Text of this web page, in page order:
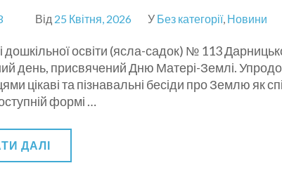
Від 25 Квітня, 2026 У Без категорії, Новини
дошкільної освіти (ясла-садок) № 113
день, присвячений Дню Матері-Землі.
цікаві та пізнавальні бесіди про Землю як
формі …
ДАЛІ